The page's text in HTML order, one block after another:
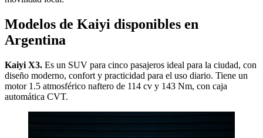
Modelos de Kaiyi disponibles en
Argentina
Kaiyi X3. Es un SUV para cinco pasajeros ideal para la ciudad, con
diseño moderno, confort y practicidad para el uso diario. Tiene un
motor 1.5 atmosférico naftero de 114 cv y 143 Nm, con caja
automática CVT.